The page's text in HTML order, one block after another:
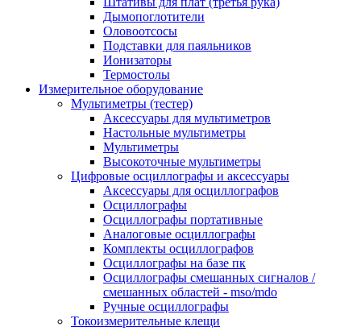
Дымопоглотители
Оловоотсосы
Подставки для паяльников
Ионизаторы
Термостолы
Измерительное оборудование
Мультиметры (тестер)
Аксессуары для мультиметров
Настольные мультиметры
Мультиметры
Высокоточные мультиметры
Цифровые осциллографы и аксессуары
Аксессуары для осциллографов
Осциллографы
Осциллографы портативные
Аналоговые осциллографы
Комплекты осциллографов
Осциллографы на базе пк
Осциллографы смешанных сигналов /
смешанных областей - mso/mdo
Ручные осциллографы
Токоизмерительные клещи